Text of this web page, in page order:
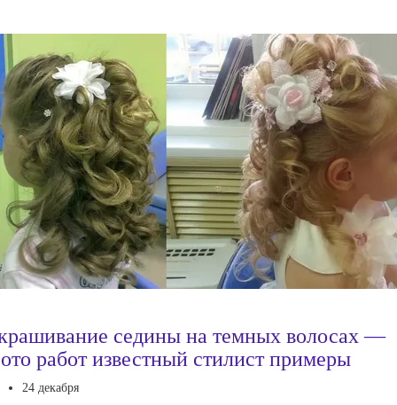
седины на темных волосах —
работ известный стилист примеры
24 декабря